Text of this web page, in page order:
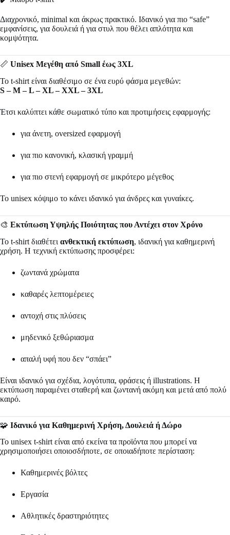
Διαχρονικό, minimal και άκρως πρακτικό. Ιδανικό για πιο “safe”
εμφανίσεις, για δουλειά ή για στυλ που θέλει απλότητα και
κομψότητα.
📏 Unisex Μεγέθη από Small έως 3XL
Το t-shirt είναι διαθέσιμο σε ένα ευρύ φάσμα μεγεθών:
S – M – L – XL – XXL – 3XL
Έτσι καλύπτει κάθε σωματικό τύπο και προτιμήσεις εφαρμογής:
για άνετη, oversized εφαρμογή
για πιο κανονική, κλασική γραμμή
για πιο στενή εφαρμογή σε μικρότερο μέγεθος
Το unisex κόψιμο το κάνει ιδανικό για άνδρες και γυναίκες.
🎨 Εκτύπωση Υψηλής Ποιότητας που Αντέχει στον Χρόνο
Το t-shirt διαθέτει ανθεκτική εκτύπωση, ιδανική για καθημερινή
χρήση. Η τεχνική εκτύπωσης προσφέρει:
ζωντανά χρώματα
καθαρές λεπτομέρειες
αντοχή στις πλύσεις
μηδενικό ξεθώριασμα
απαλή υφή που δεν “σπάει”
Είναι ιδανικό για σχέδια, λογότυπα, φράσεις ή illustrations. Η
εκτύπωση παραμένει σταθερή και ζωντανή ακόμη και μετά από πολύ
καιρό.
🧩 Ιδανικό για Καθημερινή Χρήση, Δουλειά ή Δώρο
Το unisex t-shirt είναι από εκείνα τα προϊόντα που μπορεί να
χρησιμοποιήσει οποιοσδήποτε, σε οποιαδήποτε περίσταση:
Καθημερινές βόλτες
Εργασία
Αθλητικές δραστηριότητες